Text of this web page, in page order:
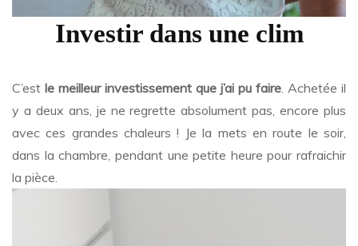
Investir dans une clim
C’est le meilleur investissement que j’ai pu faire. Achetée il
y a deux ans, je ne regrette absolument pas, encore plus
avec ces grandes chaleurs ! Je la mets en route le soir,
dans la chambre, pendant une petite heure pour rafraichir
la pièce.